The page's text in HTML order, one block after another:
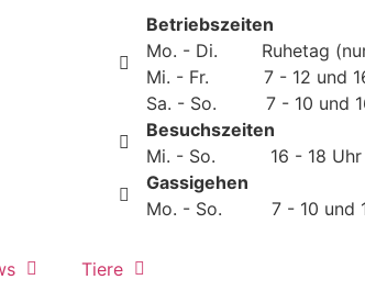
Betriebszeiten
Mo. - Di. Ruhetag (nur
Mi. - Fr. 7 - 12 und 16
Sa. - So. 7 - 10 und
Besuchszeiten
Mi. - So. 16 - 18 Uhr
Gassigehen
Mo. - So. 7 - 10 und
Tiere